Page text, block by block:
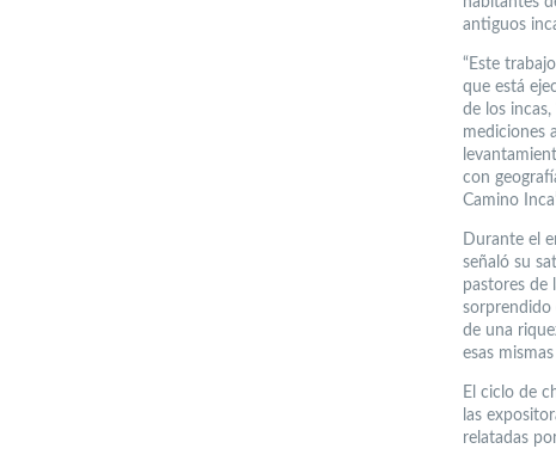
antiguos
“Este
que está
de los
mediciones
con
Camino
Durante el
señaló su
pastores de
sorprendido
de una
esas
El ciclo de
las
relatadas